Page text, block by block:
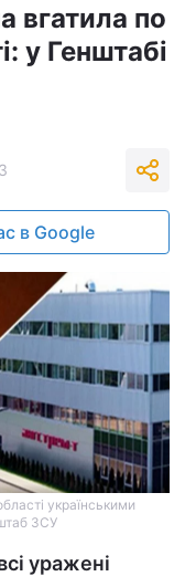
вгатила по
у Генштабі
в Google
українськими
ЗСУ
уражені